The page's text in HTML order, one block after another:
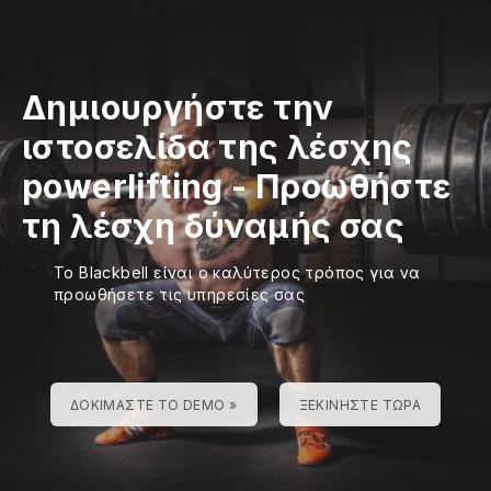
Δημιουργήστε την
ιστοσελίδα της λέσχης
powerlifting-Προωθήστε
τη λέσχη δύναμής σας
Το Blackbell είναι ο καλύτερος τρόπος για να
προωθήσετε τις υπηρεσίες σας
ΔΟΚΙΜΆΣΤΕ ΤΟ DEMO » ΞΕΚΙΝΉΣΤΕ ΤΏΡΑ